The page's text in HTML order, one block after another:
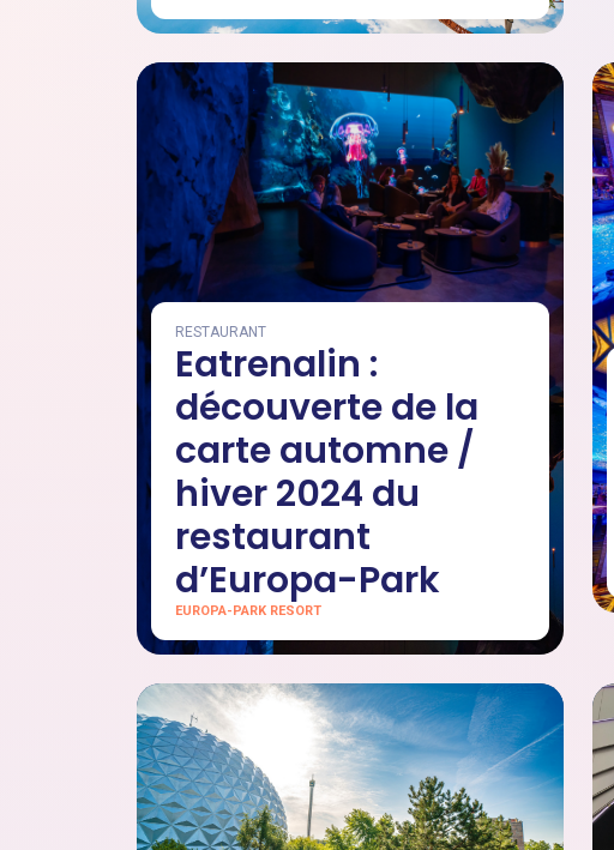
RESTAURANT
Eatrenalin :
découverte de la
carte automne /
hiver 2024 du
restaurant
d’Europa-Park
EUROPA-PARK RESORT